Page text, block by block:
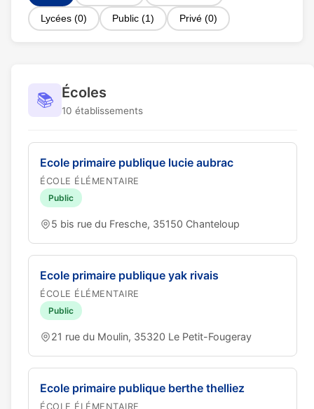
Lycées (0) Public (1) Privé (0)
📚 Écoles
10 établissements
Ecole primaire publique lucie aubrac
ÉCOLE ÉLÉMENTAIRE
Public
5 bis rue du Fresche, 35150 Chanteloup
Ecole primaire publique yak rivais
ÉCOLE ÉLÉMENTAIRE
Public
21 rue du Moulin, 35320 Le Petit-Fougeray
Ecole primaire publique berthe thelliez
ÉCOLE ÉLÉMENTAIRE